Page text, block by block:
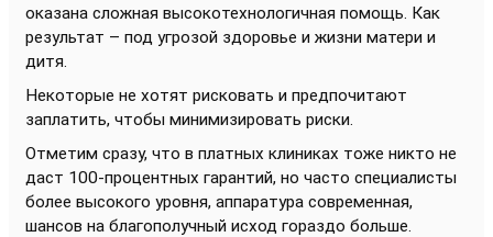
оказана сложная высокотехнологичная помощь. Как
результат – под угрозой здоровье и жизни матери и
дитя.
Некоторые не хотят рисковать и предпочитают
заплатить, чтобы минимизировать риски.
Отметим сразу, что в платных клиниках тоже никто не
даст 100-процентных гарантий, но часто специалисты
более высокого уровня, аппаратура современная,
шансов на благополучный исход гораздо больше.